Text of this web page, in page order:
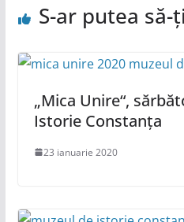
S-ar putea să-
„Mica Unire“,
Istorie Constanța
23 ianuarie 2020